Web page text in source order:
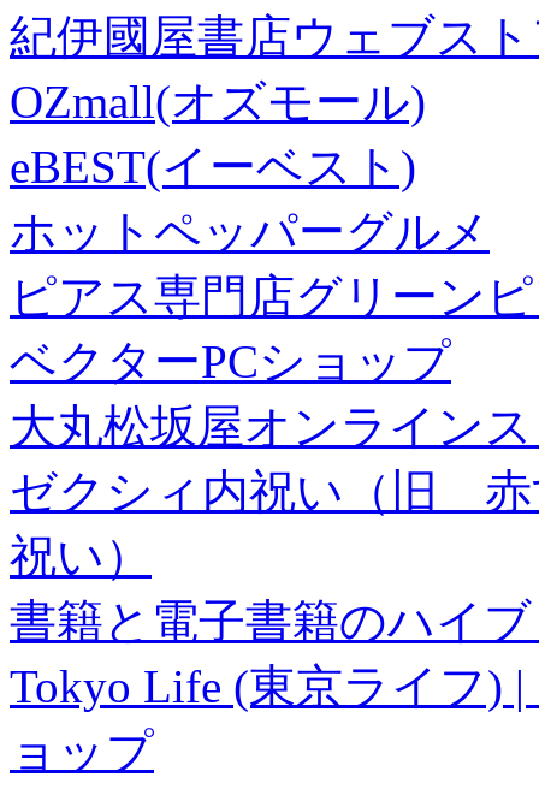
紀伊國屋書店ウェブス
OZmall(オズモール)
eBEST(イーベスト)
ホットペッパーグルメ
ピアス専門店グリーン
ベクターPCショップ
大丸松坂屋オンライン
ゼクシィ内祝い（旧 赤
祝い）
書籍と電子書籍のハイ
Tokyo Life (東京ライフ)
ョップ